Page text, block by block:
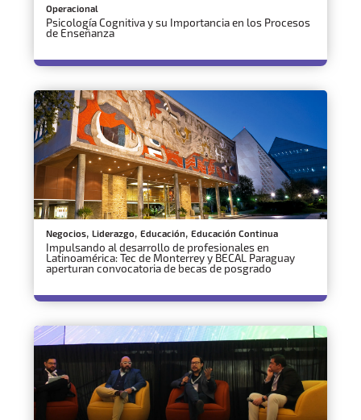
Operacional
Psicología Cognitiva y su Importancia en los Procesos
de Enseñanza
Negocios, Liderazgo, Educación, Educación Continua
Impulsando al desarrollo de profesionales en
Latinoamérica: Tec de Monterrey y BECAL Paraguay
aperturan convocatoria de becas de posgrado